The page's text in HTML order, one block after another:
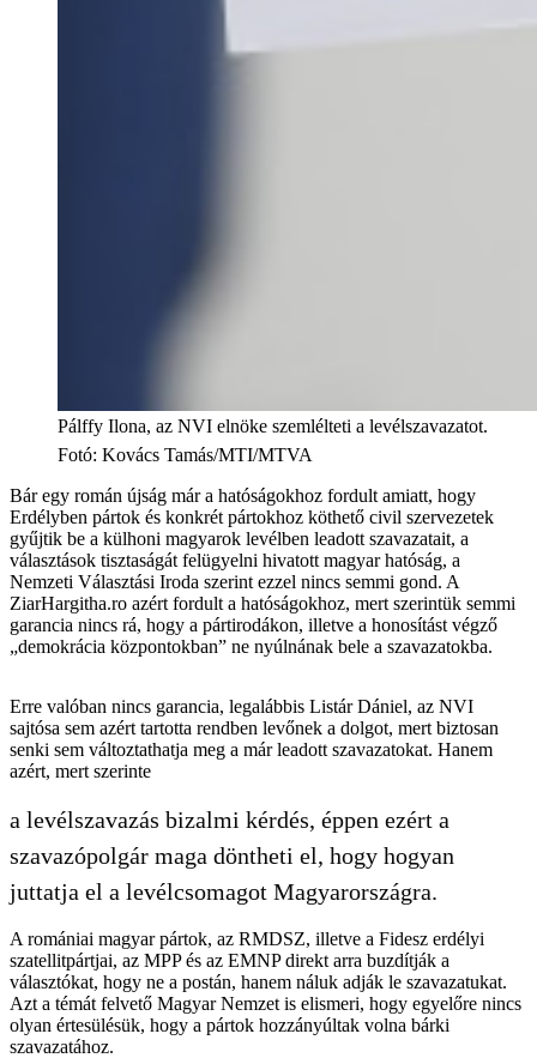
Pálffy Ilona, az NVI elnöke szemlélteti a levélszavazatot.
Fotó: Kovács Tamás/MTI/MTVA
Bár egy román újság már a hatóságokhoz fordult amiatt, hogy
Erdélyben pártok és konkrét pártokhoz köthető civil szervezetek
gyűjtik be a külhoni magyarok levélben leadott szavazatait, a
választások tisztaságát felügyelni hivatott magyar hatóság, a
Nemzeti Választási Iroda szerint ezzel nincs semmi gond. A
ZiarHargitha.ro azért fordult a hatóságokhoz, mert szerintük semmi
garancia nincs rá, hogy a pártirodákon, illetve a honosítást végző
„demokrácia központokban” ne nyúlnának bele a szavazatokba.
Erre valóban nincs garancia, legalábbis Listár Dániel, az NVI
sajtósa sem azért tartotta rendben levőnek a dolgot, mert biztosan
senki sem változtathatja meg a már leadott szavazatokat. Hanem
azért, mert szerinte
a levélszavazás bizalmi kérdés, éppen ezért a
szavazópolgár maga döntheti el, hogy hogyan
juttatja el a levélcsomagot Magyarországra.
A romániai magyar pártok, az RMDSZ, illetve a Fidesz erdélyi
szatellitpártjai, az MPP és az EMNP direkt arra buzdítják a
választókat, hogy ne a postán, hanem náluk adják le szavazatukat.
Azt a témát felvető Magyar Nemzet is elismeri, hogy egyelőre nincs
olyan értesülésük, hogy a pártok hozzányúltak volna bárki
szavazatához.